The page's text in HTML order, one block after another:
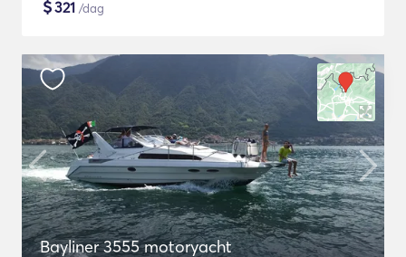
$321 /dag
Bayliner 3555 motoryacht